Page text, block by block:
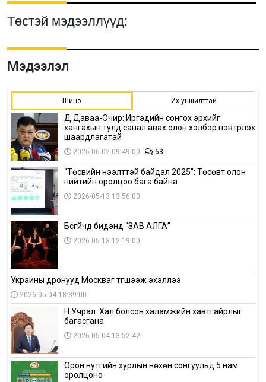
Төстэй мэдээллүүд:
Мэдээлэл
Шинэ Их уншилттай
Д.Даваа-Очир: Иргэдийн сонгох эрхийг
хангахын тулд санал авах олон хэлбэр нэвтрүүлэх
шаардлагатай
2026-06-02 09:49:00 63
“Төсвийн нээлттэй байдал 2025”: Төсөвт олон
нийтийн оролцоо бага байна
2026-05-13 13:56:00
Бүсгүйчүүд бидэнд “ЗАВ АЛГА”
2026-05-13 12:19:00
Украины дронууд Москваг түгшээж эхэллээ
2026-05-04 18:39:00
Н.Учрал: Хал болсон халамжийн хавтгайрлыг
багасгана
2026-05-04 13:52:42
Орон нутгийн хурлын нөхөн сонгуульд 5 нам
оролцоно